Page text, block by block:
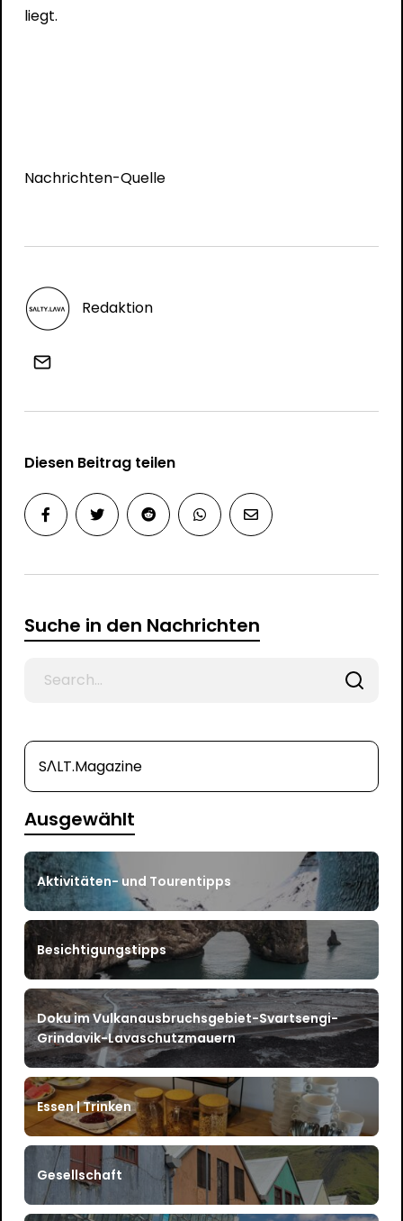
liegt.
Nachrichten-Quelle
Redaktion
Diesen Beitrag teilen
Suche in den Nachrichten
SΛLT.Magazine
Ausgewählt
Aktivitäten- und Tourentipps
Besichtigungstipps
Doku im Vulkanausbruchsgebiet-Svartsengi-
Grindavik-Lavaschutzmauern
Essen | Trinken
Gesellschaft